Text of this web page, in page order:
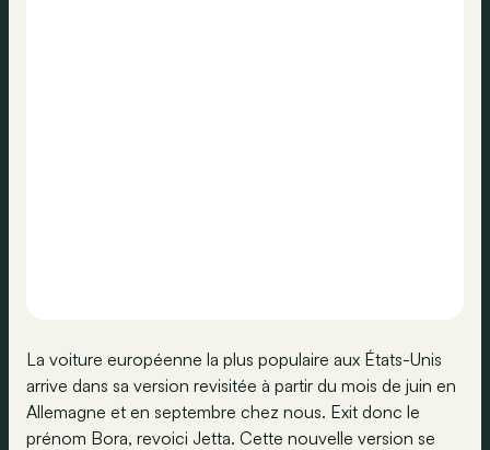
La voiture européenne la plus populaire aux États-Unis
arrive dans sa version revisitée à partir du mois de juin en
Allemagne et en septembre chez nous. Exit donc le
prénom Bora, revoici Jetta. Cette nouvelle version se